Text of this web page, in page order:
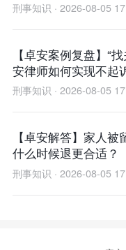
刑事知识 · 2026-08-05
【卓安案例复盘】“
安律师如何实现不起
刑事知识 · 2026-08-05
【卓安解答】家人
什么时候退更合适？
刑事知识 · 2026-08-05